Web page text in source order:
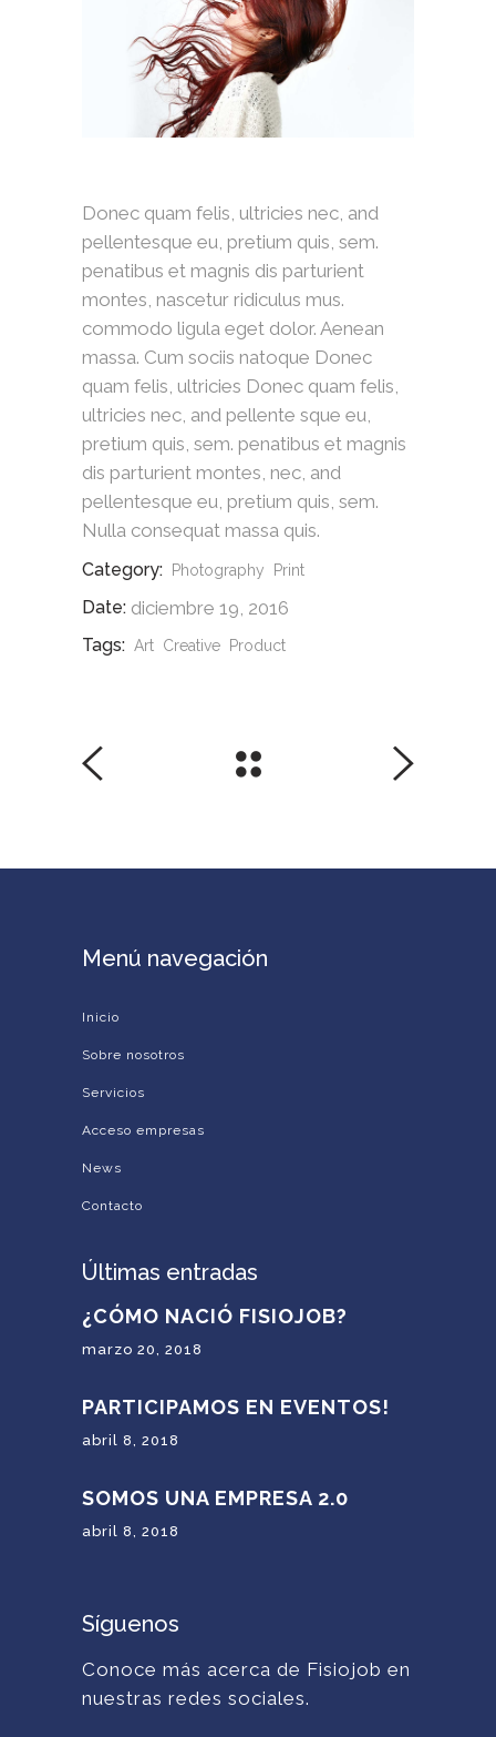
Donec quam felis, ultricies nec, and
pellentesque eu, pretium quis, sem.
penatibus et magnis dis parturient
montes, nascetur ridiculus mus.
commodo ligula eget dolor. Aenean
massa. Cum sociis natoque Donec
quam felis, ultricies Donec quam felis,
ultricies nec, and pellente sque eu,
pretium quis, sem. penatibus et magnis
dis parturient montes, nec, and
pellentesque eu, pretium quis, sem.
Nulla consequat massa quis.
Category: Photography Print
Date: diciembre 19, 2016
Tags: Art Creative Product
Menú navegación
Inicio
Sobre nosotros
Servicios
Acceso empresas
News
Contacto
Últimas entradas
¿CÓMO NACIÓ FISIOJOB?
marzo 20, 2018
PARTICIPAMOS EN EVENTOS!
abril 8, 2018
SOMOS UNA EMPRESA 2.0
abril 8, 2018
Síguenos
Conoce más acerca de Fisiojob en
nuestras redes sociales.